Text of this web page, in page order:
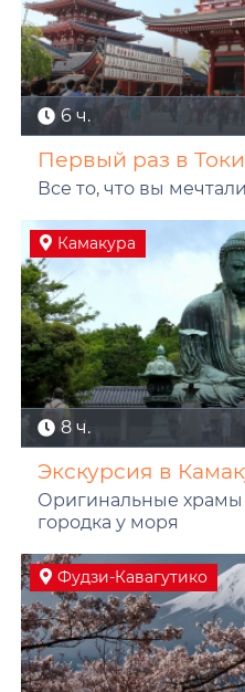
6 ч.
Первый раз в
Все то, что вы
8 ч.
Камакура
Экскурсия в
Оригинальные храмы
городка у моря
Фудзи-Кавагутико